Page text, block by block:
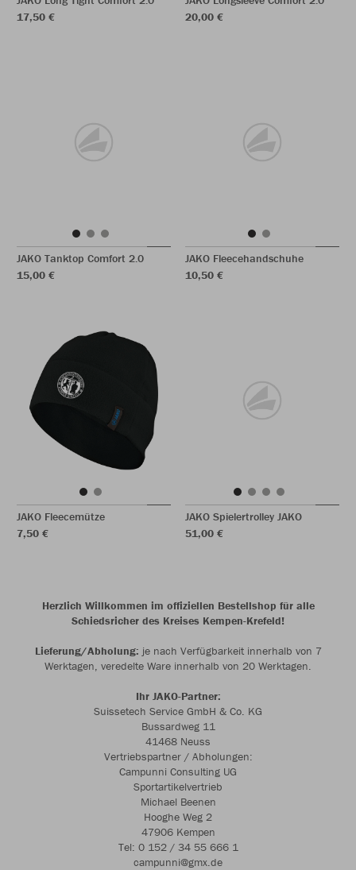
17,50 €
20,00 €
JAKO Tanktop Comfort 2.0
15,00 €
JAKO Fleecehandschuhe
10,50 €
JAKO Fleecemütze
7,50 €
JAKO Spielertrolley JAKO
51,00 €
Herzlich Willkommen im offiziellen Bestellshop für alle
Schiedsricher des Kreises Kempen-Krefeld!
Lieferung/Abholung: je nach Verfügbarkeit innerhalb von 7
Werktagen, veredelte Ware innerhalb von 20 Werktagen.
Ihr JAKO-Partner:
Suissetech Service GmbH & Co. KG
Bussardweg 11
41468 Neuss
Vertriebspartner / Abholungen:
Campunni Consulting UG
Sportartikelvertrieb
Michael Beenen
Hooghe Weg 2
47906 Kempen
Tel: 0 152 / 34 55 666 1
campunni@gmx.de